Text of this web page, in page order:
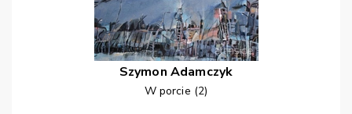
Szymon Adamczyk
W porcie (2)